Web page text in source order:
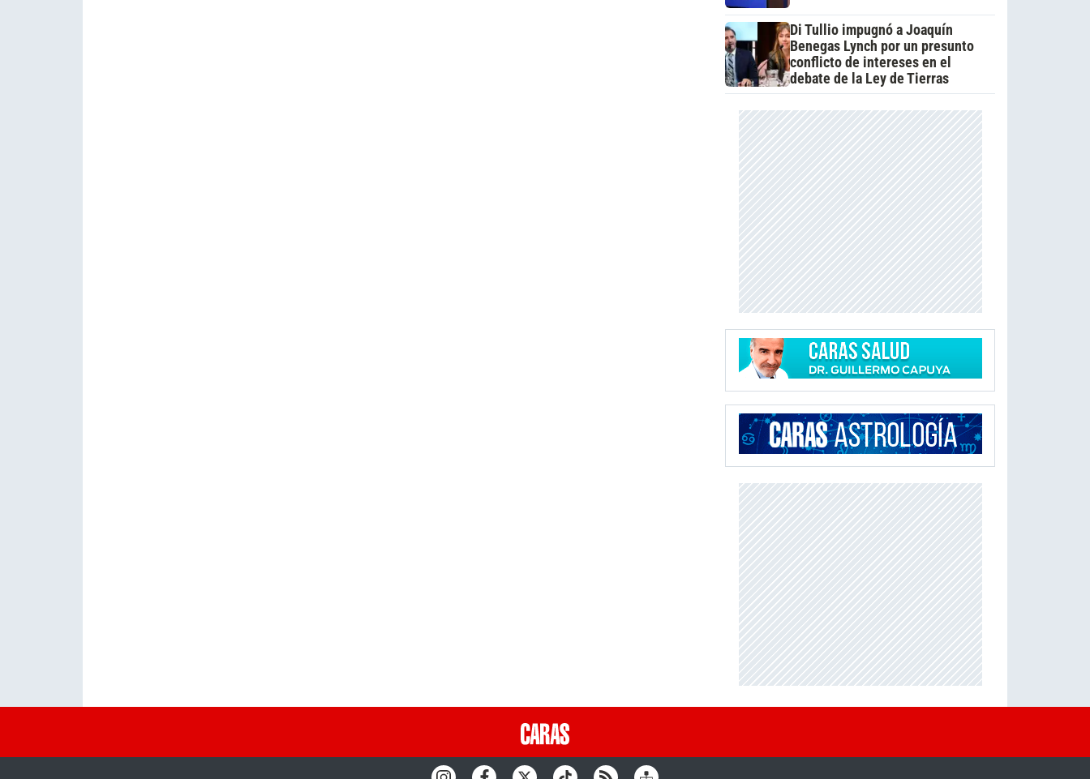
Di Tullio impugnó a Joaquín
Benegas Lynch por un presunto
conflicto de intereses en el
debate de la Ley de Tierras